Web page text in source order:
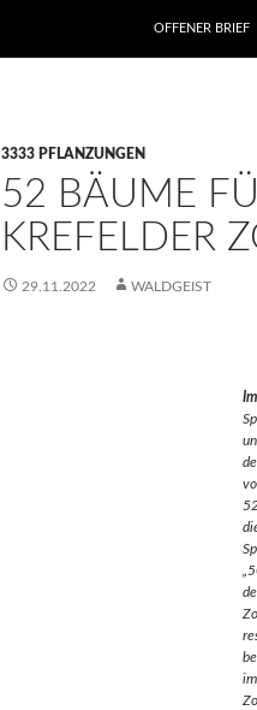
OFFENER BRIEF
3333 PFLANZUNGEN
52 BÄUME
KREFELDER
29.11.2022 WALDGEIST